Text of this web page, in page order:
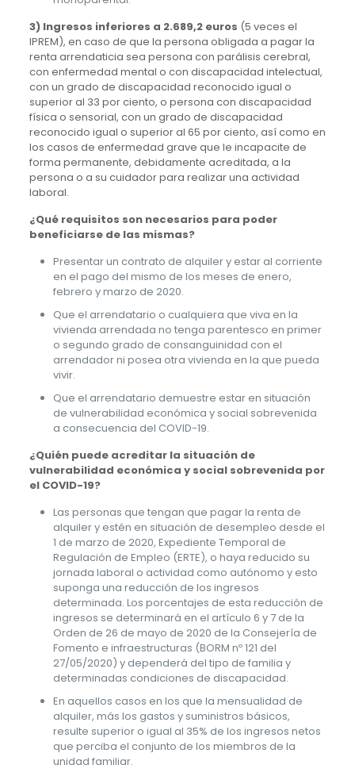
3) Ingresos inferiores a 2.689,2 euros (5 veces el
IPREM), en caso de que la persona obligada a pagar la
renta arrendaticia sea persona con parálisis cerebral,
con enfermedad mental o con discapacidad intelectual,
con un grado de discapacidad reconocido igual o
superior al 33 por ciento, o persona con discapacidad
física o sensorial, con un grado de discapacidad
reconocido igual o superior al 65 por ciento, así como en
los casos de enfermedad grave que le incapacite de
forma permanente, debidamente acreditada, a la
persona o a su cuidador para realizar una actividad
laboral.
¿Qué requisitos son necesarios para poder
beneficiarse de las mismas?
Presentar un contrato de alquiler y estar al corriente
en el pago del mismo de los meses de enero,
febrero y marzo de 2020.
Que el arrendatario o cualquiera que viva en la
vivienda arrendada no tenga parentesco en primer
o segundo grado de consanguinidad con el
arrendador ni posea otra vivienda en la que pueda
vivir.
Que el arrendatario demuestre estar en situación
de vulnerabilidad económica y social sobrevenida
a consecuencia del COVID-19.
¿Quién puede acreditar la situación de
vulnerabilidad económica y social sobrevenida por
el COVID-19?
Las personas que tengan que pagar la renta de
alquiler y estén en situación de desempleo desde el
1 de marzo de 2020, Expediente Temporal de
Regulación de Empleo (ERTE), o haya reducido su
jornada laboral o actividad como autónomo y esto
suponga una reducción de los ingresos
determinada. Los porcentajes de esta reducción de
ingresos se determinará en el artículo 6 y 7 de la
Orden de 26 de mayo de 2020 de la Consejería de
Fomento e infraestructuras (BORM nº 121 del
27/05/2020) y dependerá del tipo de familia y
determinadas condiciones de discapacidad.
En aquellos casos en los que la mensualidad de
alquiler, más los gastos y suministros básicos,
resulte superior o igual al 35% de los ingresos netos
que perciba el conjunto de los miembros de la
unidad familiar.